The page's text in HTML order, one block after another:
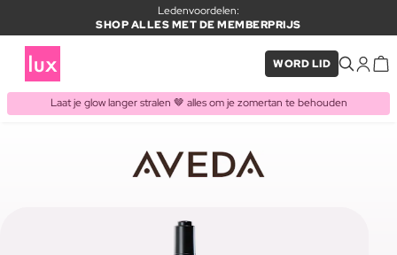
Ledenvoordelen:
SHOP ALLES MET DE MEMBERPRIJS
WORD LID
Laat je glow langer stralen 🤎 alles om je zomertan te behouden